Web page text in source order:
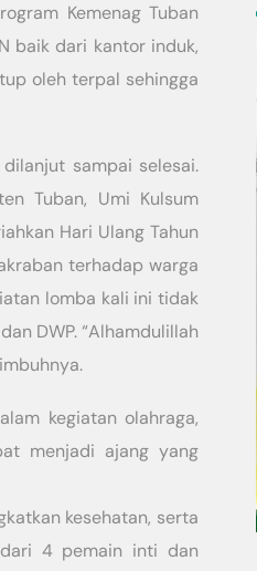
Kemenag Tuban
baik dari kantor induk,
oleh terpal sehingga
sampai selesai.
Tuban, Umi Kulsum
Hari Ulang Tahun
terhadap warga
lomba kali ini tidak
DWP. “Alhamdulillah
kegiatan olahraga,
menjadi ajang yang
kesehatan, serta
4 pemain inti dan